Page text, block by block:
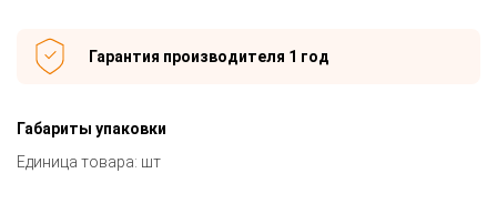
Гарантия производителя 1 год
Габариты упаковки
Единица товара: шт